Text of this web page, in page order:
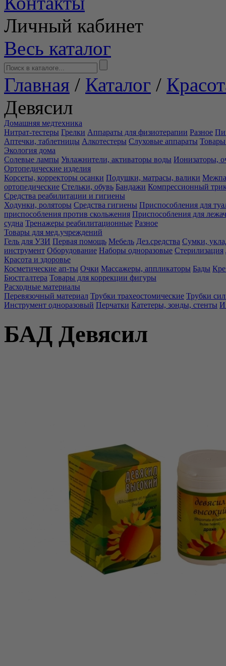
Личный кабинет
Весь каталог
Главная / Каталог /
Девясил
Домашняя медтехника
Нитрат-тестеры Грелки Аппараты для физиотерапии Разное
Аптечки, таблетницы Алкотестеры Слуховые аппараты Товары
Экология дома
Солевые лампы Увлажнители, активаторы воды Ионизаторы,
Ортопедические изделия
Корсеты, корректоры осанки Подушки, матрасы, валики
ортопедические Стельки, обувь Бандажи Компрессионный
Средства реабилитации и гигиены
Ходунки, роляторы Средства гигиены Приспособления для
приспособления против скольжения Приспособления для
судна Тренажеры реабилитационные Разное
Товары для мед.учреждений
Гель для УЗИ Первая помощь Мебель Дез.средства Сумки,
инструмент Оборудование Наборы одноразовые Стерилизация
Красота и здоровье
Косметические ап-ты Очки Массажеры, аппликаторы Бады
Бюстгалтера Товары для коррекции фигуры
Расходные материалы
Перевязочный материал Трубки трахеостомические Трубки
Инструмент одноразовый Перчатки Катетеры, зонды, стенты
БАД Девясил